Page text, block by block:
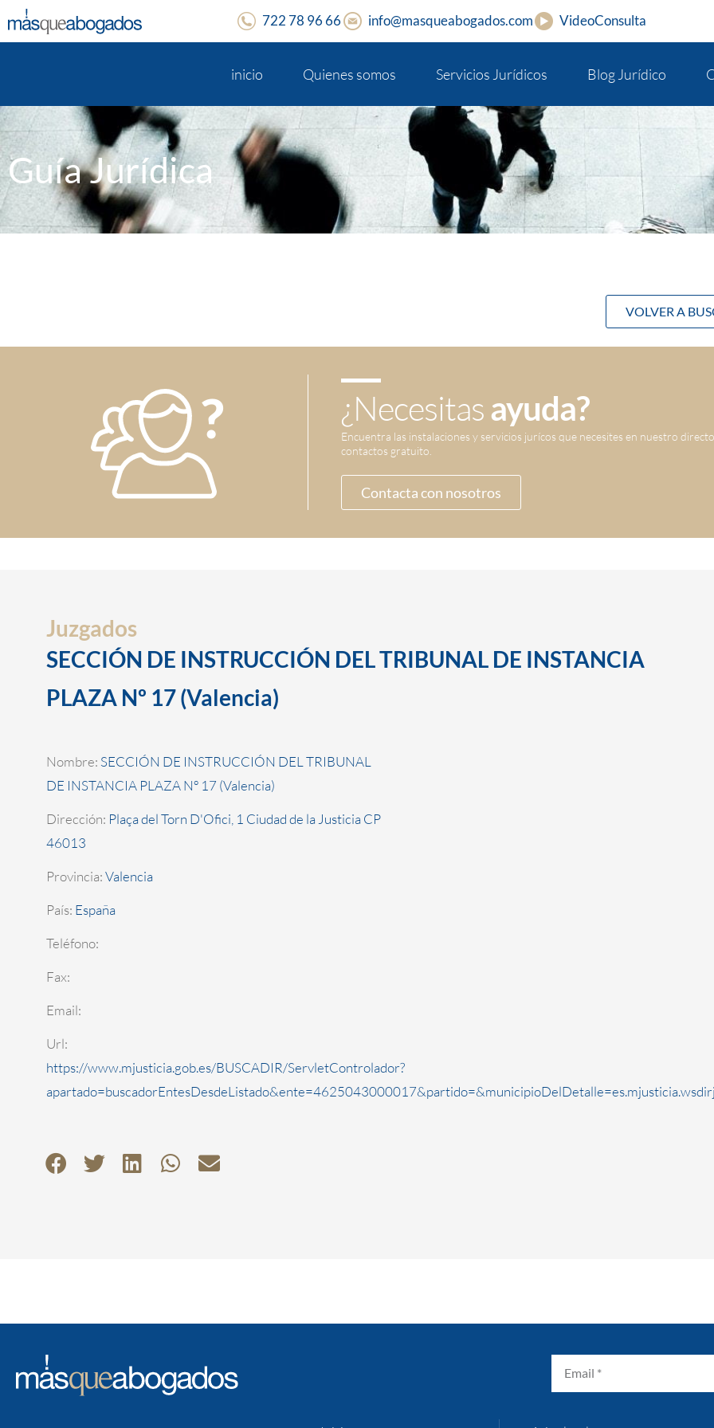
722 78 96 66 info@masqueabogados.com VideoConsulta
inicio Quienes somos Servicios Jurídicos Blog Jurídico
Guía Jurídica
VOLVER A
¿Necesitasayuda?
Encuentra las instalaciones y servicios jurícos que necesites en nuestro
contactos gratuito.
Contacta con nosotros
Juzgados
SECCIÓN DE INSTRUCCIÓN DEL TRIBUNAL DE INSTANCIA
PLAZA Nº 17 (Valencia)
Nombre: SECCIÓN DE INSTRUCCIÓN DEL TRIBUNAL
DE INSTANCIA PLAZA Nº 17 (Valencia)
Dirección: Plaça del Torn D'Ofici, 1 Ciudad de la Justicia CP
46013
Provincia:Valencia
País: España
Teléfono:
Fax:
Email:
Url:
https://www.mjusticia.gob.es/BUSCADIR/ServletControlador?